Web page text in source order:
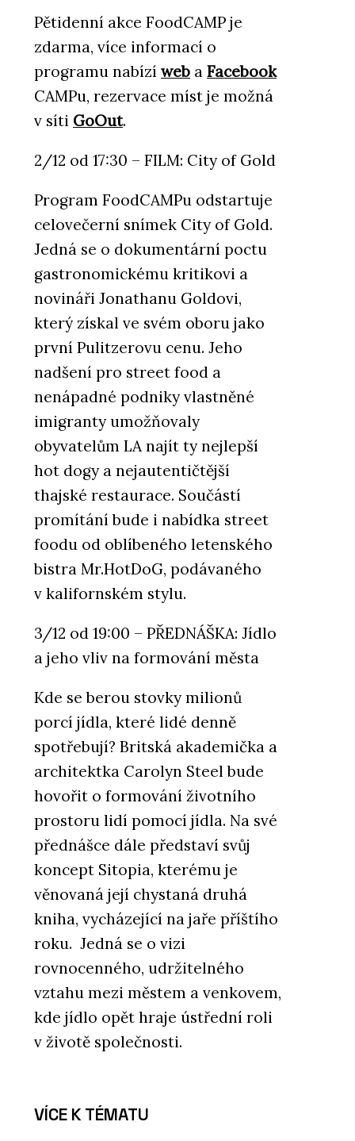
Pětidenní akce FoodCAMP je
zdarma, více informací o
programu nabízí web a Facebook
CAMPu, rezervace míst je možná
v síti GoOut.
2/12 od 17:30 – FILM: City of Gold
Program FoodCAMPu odstartuje
celovečerní snímek City of Gold.
Jedná se o dokumentární poctu
gastronomickému kritikovi a
novináři Jonathanu Goldovi,
který získal ve svém oboru jako
první Pulitzerovu cenu. Jeho
nadšení pro street food a
nenápadné podniky vlastněné
imigranty umožňovaly
obyvatelům LA najít ty nejlepší
hot dogy a nejautentičtější
thajské restaurace. Součástí
promítání bude i nabídka street
foodu od oblíbeného letenského
bistra Mr.HotDoG, podávaného
v kalifornském stylu.
3/12 od 19:00 – PŘEDNÁŠKA: Jídlo
a jeho vliv na formování města
Kde se berou stovky milionů
porcí jídla, které lidé denně
spotřebují? Britská akademička a
architektka Carolyn Steel bude
hovořit o formování životního
prostoru lidí pomocí jídla. Na své
přednášce dále představí svůj
koncept Sitopia, kterému je
věnovaná její chystaná druhá
kniha, vycházející na jaře příštího
roku. Jedná se o vizi
rovnocenného, udržitelného
vztahu mezi městem a venkovem,
kde jídlo opět hraje ústřední roli
v životě společnosti.
VÍCE K TÉMATU